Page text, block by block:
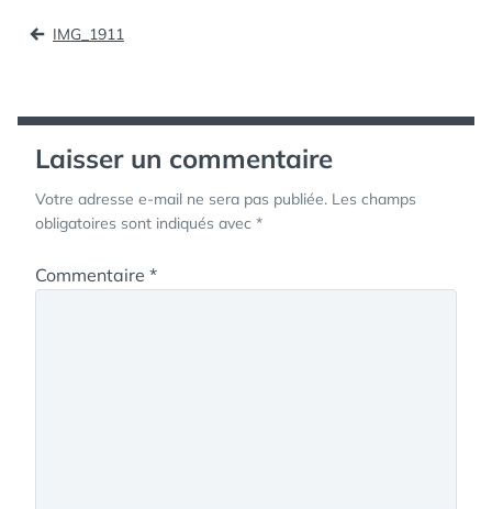
Navigation
IMG_1911
Laisser un commentaire
Votre adresse e-mail ne sera pas publiée. Les champs
obligatoires sont indiqués avec *
Commentaire *